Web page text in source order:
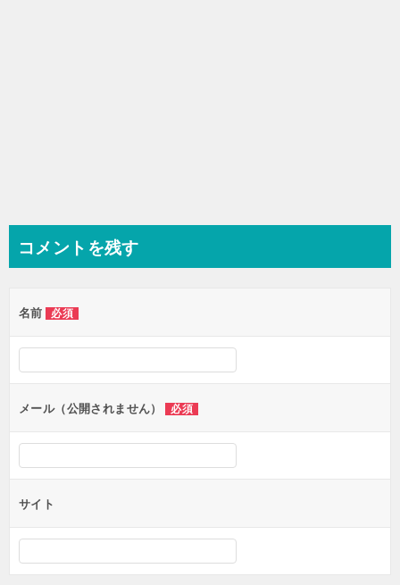
コメントを残す
名前 必須
メール（公開されません） 必須
サイト